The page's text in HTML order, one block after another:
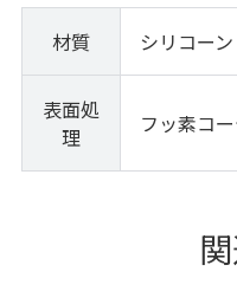
材質 シリコーン
表面処
理
フッ素コ